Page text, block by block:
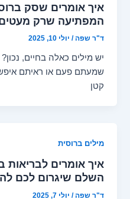
איך אומרים שסק
המפתיעה שרק מעטים
ד"ר שפה/ יולי 10, 2025
יש מילים כאלה בחיים,
שמעתם פעם או ראיתם
קטן
מילים ברוסית
איך אומרים לבריאות
השלם שיגרום לכם
ד"ר שפה/ יולי 7, 2025